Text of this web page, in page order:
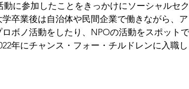
に参加したことをきっかけにソーシャルセ
卒業後は自治体や民間企業で働きながら、
ボノ活動をしたり、NPOの活動をスポット
年にチャンス・フォー・チルドレンに入職